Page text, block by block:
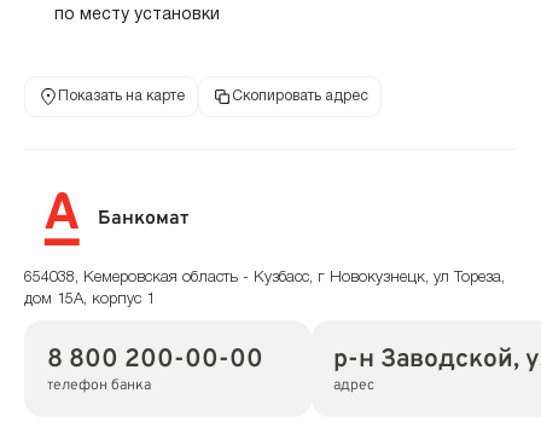
по месту установки
Показать на карте Скопировать адрес
Банкомат
654038, Кемеровская область - Кузбасс, г Новокузнецк, ул Тореза,
дом 15А, корпус 1
8 800 200-00-00
телефон банка
р-н Заводской,
адрес